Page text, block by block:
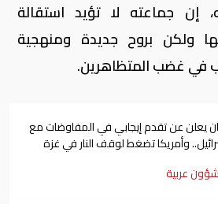
إن جماعته لا تؤيد استقالة
ولكن بروح جديدة ومنهجية
في غضب المتظاهرين.
يعلن عن تقدم إيجابي في المفاوضات مع
وأمريكا تضغط لوقف النار في غزة
شؤون عربية